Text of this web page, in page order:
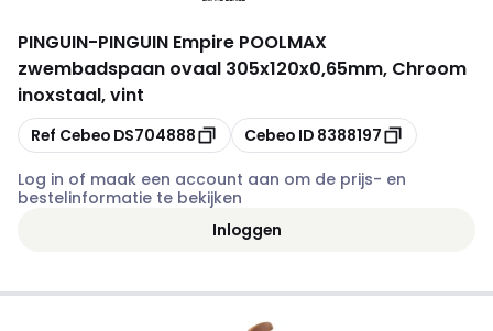
PINGUIN-PINGUIN Empire POOLMAX
zwembadspaan ovaal 305x120x0,65mm, Chroom
inoxstaal, vint
Kopiëren
Ref Cebeo DS704888 Kopiëren
Cebeo ID 8388197
Log in of maak een account aan om de prijs- en
bestelinformatie te bekijken
Inloggen